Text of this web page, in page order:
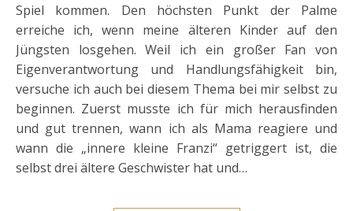
Spiel kommen. Den höchsten Punkt der Palme
erreiche ich, wenn meine älteren Kinder auf den
Jüngsten losgehen. Weil ich ein großer Fan von
Eigenverantwortung und Handlungsfähigkeit bin,
versuche ich auch bei diesem Thema bei mir selbst zu
beginnen. Zuerst musste ich für mich herausfinden
und gut trennen, wann ich als Mama reagiere und
wann die „innere kleine Franzi“ getriggert ist, die
selbst drei ältere Geschwister hat und…